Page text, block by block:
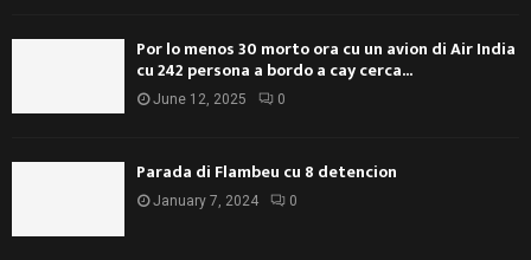
Por lo menos 30 morto ora cu un avion di Air India
cu 242 persona a bordo a cay cerca...
June 12, 2025 0
Parada di Flambeu cu 8 detencion
January 7, 2024 0